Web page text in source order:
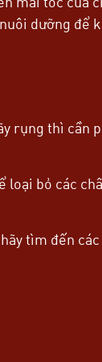
dưỡng để
rụng thì cần
loại bỏ các
tìm đến